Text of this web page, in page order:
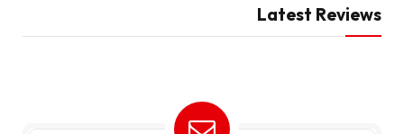
Latest Reviews